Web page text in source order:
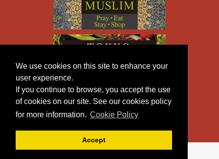
We use cookies on this site to enhance your
user experience.
If you continue to browse, you accept the use
of cookies on our site. See our cookies policy
for more information. Cookie Policy
Accept